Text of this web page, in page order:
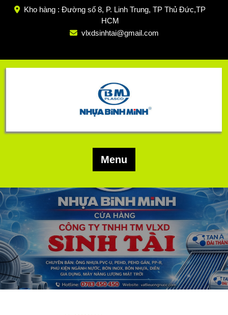
Skip
Kho hàng : Đường số 8, P. Linh Trung, TP Thủ Đức,TP
HCM
vlxdsinhtai@gmail.com
Menu